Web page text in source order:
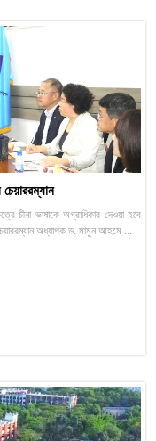
চীনা ভাষাকে অগ্রাধিকার দেওয়া হবে
অধ্যাপক ড. মামুন আহমে ...